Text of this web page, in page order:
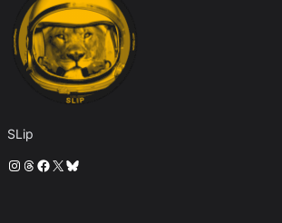
SLip
Instagram
Threads
Facebook
X Bluesky